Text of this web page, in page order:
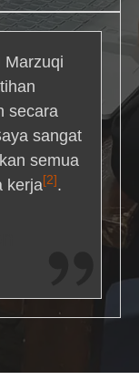
Marzuqi
secara
sangat
semua
kerja[2] .